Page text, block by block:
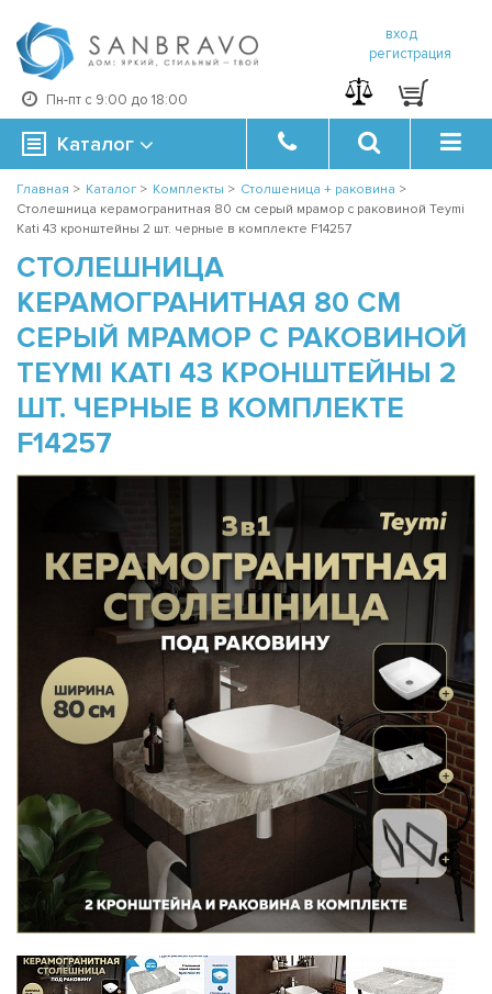
Пн-пт с 9:00 до 18:00
вход
регистрация
Каталог
Главная > Каталог > Комплекты > Столшеница + раковина >
Столешница керамогранитная 80 см серый мрамор с раковиной Teymi
Kati 43 кронштейны 2 шт. черные в комплекте F14257
СТОЛЕШНИЦА
КЕРАМОГРАНИТНАЯ 80 СМ
СЕРЫЙ МРАМОР С РАКОВИНОЙ
TEYMI KATI 43 КРОНШТЕЙНЫ 2
ШТ. ЧЕРНЫЕ В КОМПЛЕКТЕ
F14257